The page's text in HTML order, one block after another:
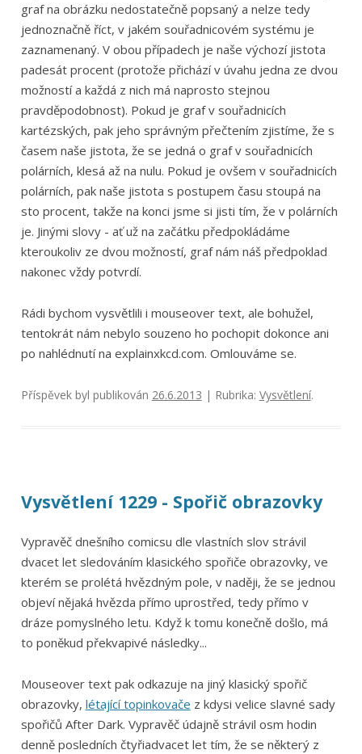
graf na obrázku nedostatečně popsaný a nelze tedy
jednoznačně říct, v jakém souřadnicovém systému je
zaznamenaný. V obou případech je naše výchozí jistota
padesát procent (protože přichází v úvahu jedna ze dvou
možností a každá z nich má naprosto stejnou
pravděpodobnost). Pokud je graf v souřadnicích
kartézských, pak jeho správným přečtením zjistíme, že s
časem naše jistota, že se jedná o graf v souřadnicích
polárních, klesá až na nulu. Pokud je ovšem v souřadnicích
polárních, pak naše jistota s postupem času stoupá na
sto procent, takže na konci jsme si jisti tím, že v polárních
je. Jinými slovy - ať už na začátku předpokládáme
kteroukoliv ze dvou možností, graf nám náš předpoklad
nakonec vždy potvrdí.
Rádi bychom vysvětlili i mouseover text, ale bohužel,
tentokrát nám nebylo souzeno ho pochopit dokonce ani
po nahlédnutí na explainxkcd.com. Omlouváme se.
Příspěvek byl publikován 26.6.2013 | Rubrika: Vysvětlení.
Vysvětlení 1229 - Spořič obrazovky
Vypravěč dnešního comicsu dle vlastních slov strávil
dvacet let sledováním klasického spořiče obrazovky, ve
kterém se prolétá hvězdným pole, v naději, že se jednou
objeví nějaká hvězda přímo uprostřed, tedy přímo v
dráze pomyslného letu. Když k tomu konečně došlo, má
to poněkud překvapivé následky...
Mouseover text pak odkazuje na jiný klasický spořič
obrazovky, létající topinkovače z kdysi velice slavné sady
spořičů After Dark. Vypravěč údajně strávil osm hodin
denně posledních čtyřiadvacet let tím, že se některý z